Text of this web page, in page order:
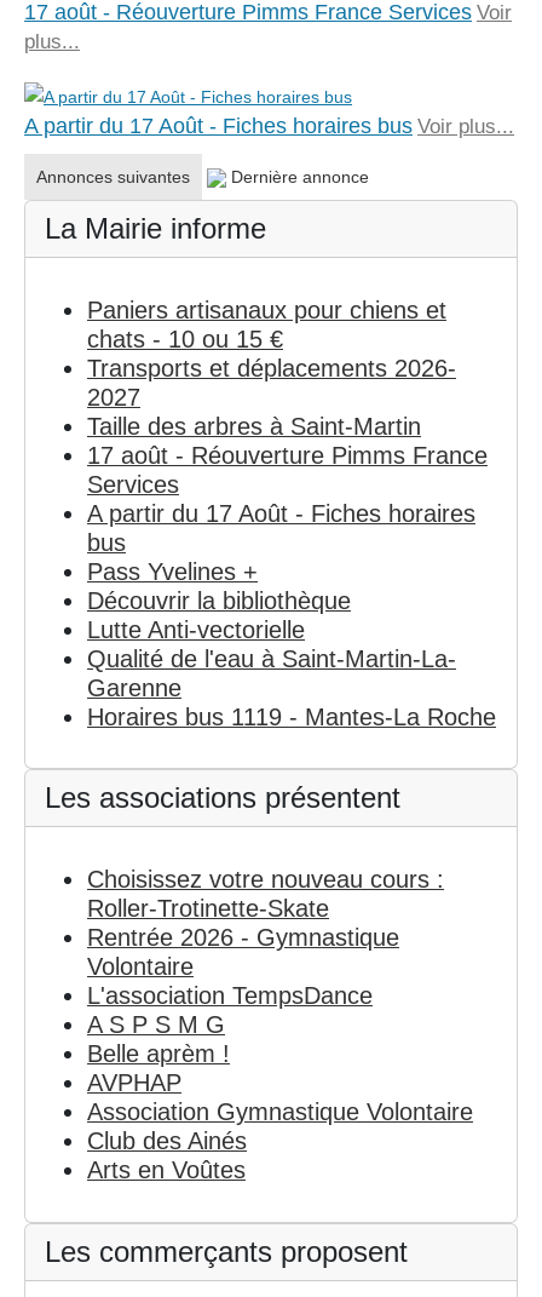
17 août - Réouverture Pimms France Services Voir
plus...
A partir du 17 Août - Fiches horaires bus Voir plus...
Annonces suivantes Dernière annonce
La Mairie informe
Paniers artisanaux pour chiens et
chats - 10 ou 15 €
Transports et déplacements 2026-
2027
Taille des arbres à Saint-Martin
17 août - Réouverture Pimms France
Services
A partir du 17 Août - Fiches horaires
bus
Pass Yvelines +
Découvrir la bibliothèque
Lutte Anti-vectorielle
Qualité de l'eau à Saint-Martin-La-
Garenne
Horaires bus 1119 - Mantes-La Roche
Les associations présentent
Choisissez votre nouveau cours :
Roller-Trotinette-Skate
Rentrée 2026 - Gymnastique
Volontaire
L'association TempsDance
A S P S M G
Belle aprèm !
AVPHAP
Association Gymnastique Volontaire
Club des Ainés
Arts en Voûtes
Les commerçants proposent